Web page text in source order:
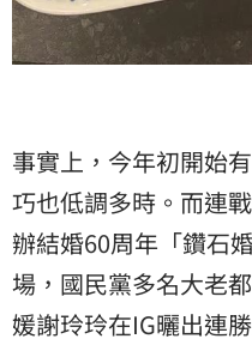
事實上，今年初開始
巧也低調多時。而連
辦結婚60周年「鑽石
場，國民黨多名大老
媛謝玲玲在IG曬出連